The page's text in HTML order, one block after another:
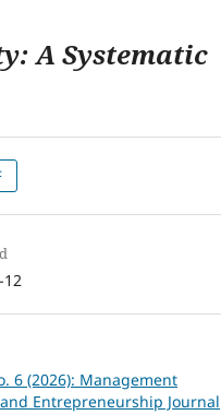
A Systematic
12
6 (2026): Management
Entrepreneurship Journal